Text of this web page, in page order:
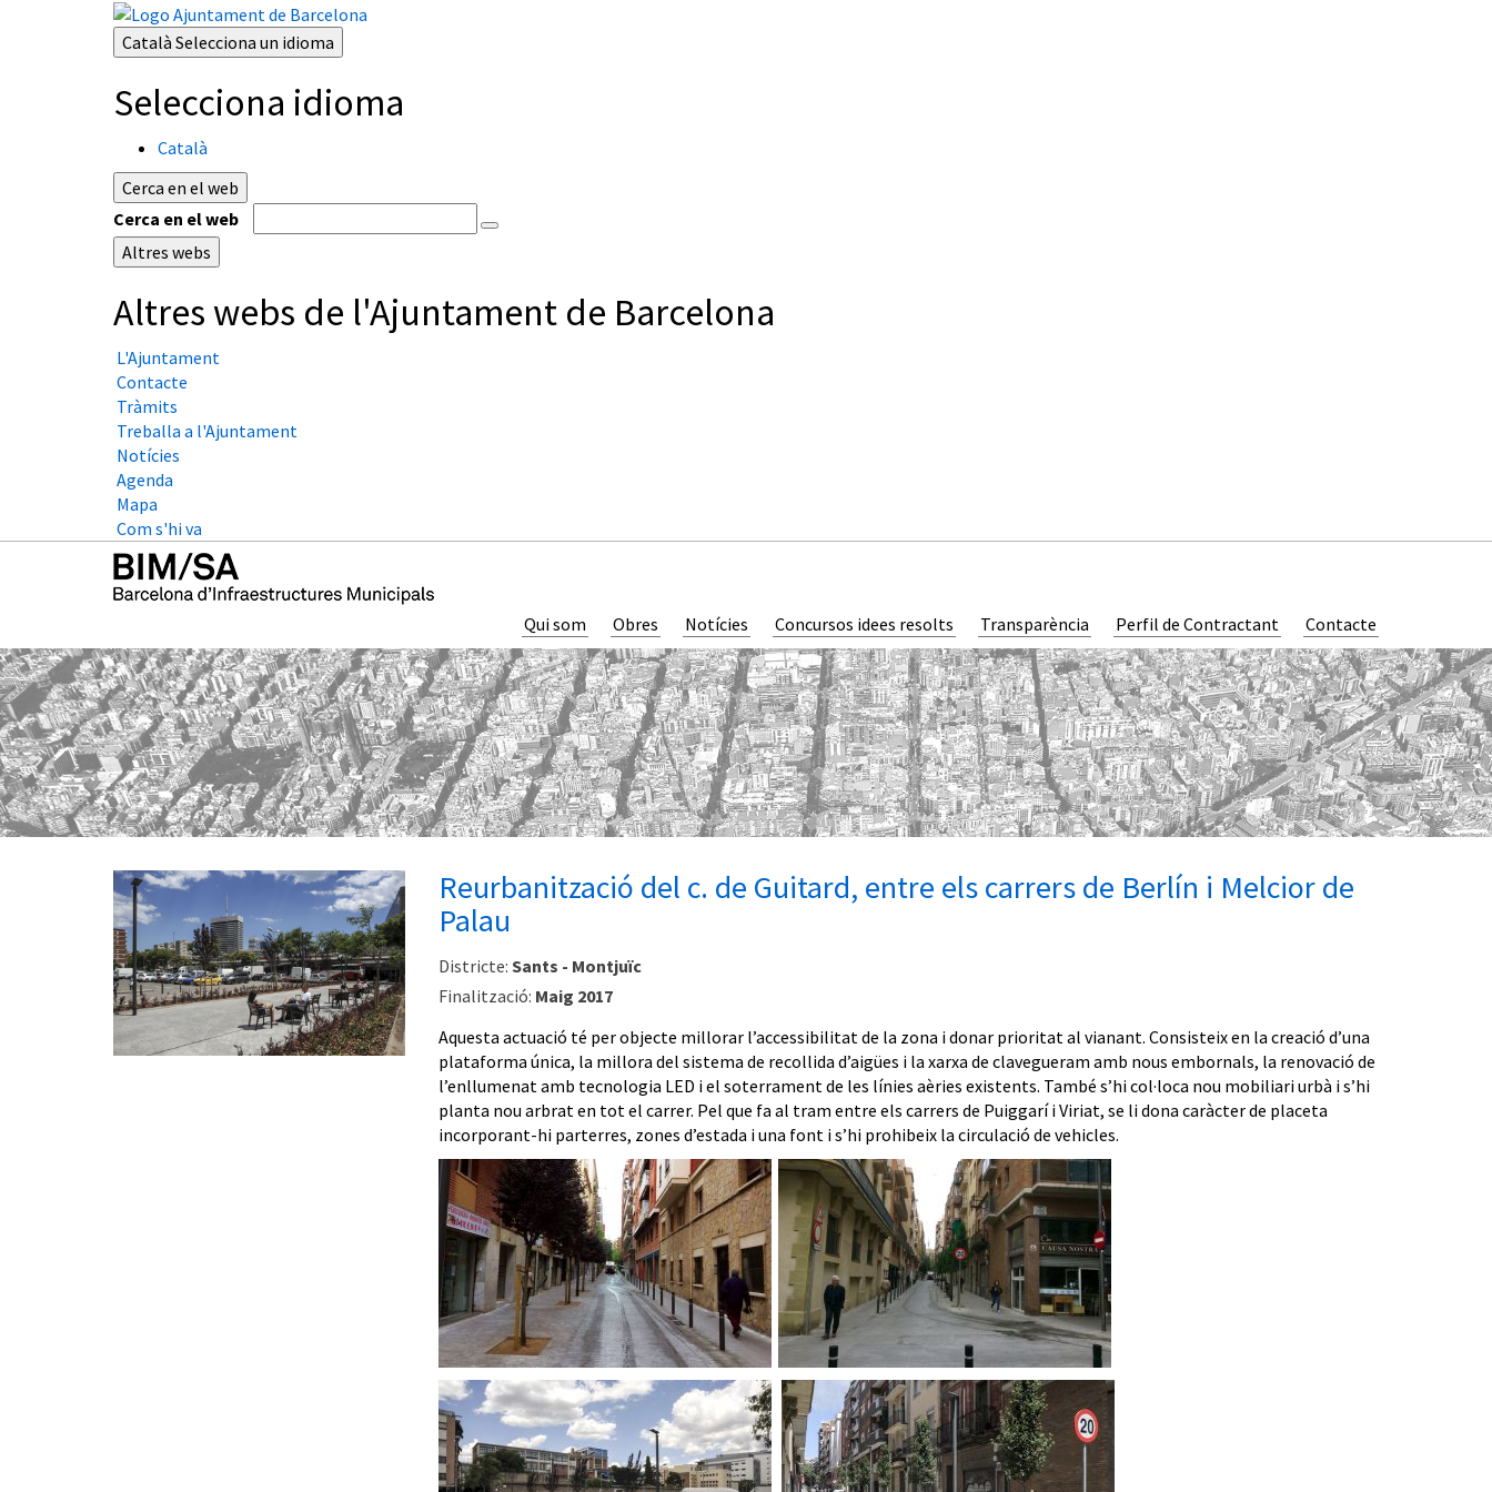
Català Selecciona un idioma
Selecciona idioma
Català
Cerca en el web
Cerca en el web
Altres webs
Altres webs de l'Ajuntament de Barcelona
L'Ajuntament
Contacte
Tràmits
Treballa a l'Ajuntament
Notícies
Agenda
Mapa
Com s'hi va
Qui som Obres Notícies Concursos idees resolts Transparència Perfil de Contractant Contacte
Reurbanització del c. de Guitard, entre els carrers de Berlín i Melcior de
Palau
Districte: Sants - Montjuïc
Finalització: Maig 2017
Aquesta actuació té per objecte millorar l’accessibilitat de la zona i donar prioritat al vianant. Consisteix en la creació d’una
plataforma única, la millora del sistema de recollida d’aigües i la xarxa de clavegueram amb nous embornals, la renovació de
l’enllumenat amb tecnologia LED i el soterrament de les línies aèries existents. També s’hi col·loca nou mobiliari urbà i s’hi
planta nou arbrat en tot el carrer. Pel que fa al tram entre els carrers de Puiggarí i Viriat, se li dona caràcter de placeta
incorporant-hi parterres, zones d’estada i una font i s’hi prohibeix la circulació de vehicles.